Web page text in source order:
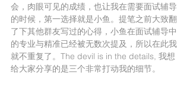
会，肉眼可见的成绩，也让我在需要面试辅导
的时候，第一选择就是小鱼。提笔之前大致翻
了下其他群友写过的心得，小鱼在面试辅导中
的专业与精准已经被无数次提及，所以在此我
就不重复了。The devil is in the details, 我想
给大家分享的是三个非常打动我的细节。